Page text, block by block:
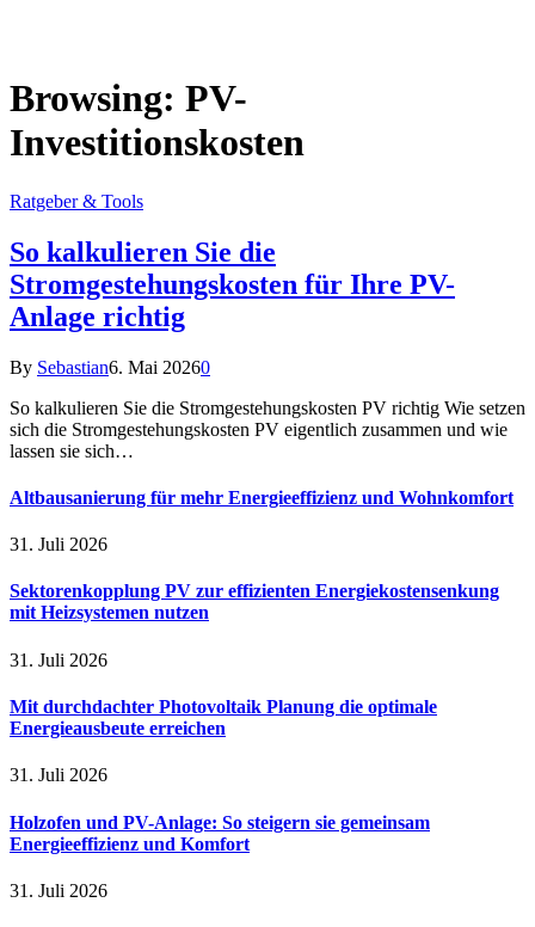
Browsing: PV-
Investitionskosten
Ratgeber & Tools
So kalkulieren Sie die
Stromgestehungskosten für Ihre PV-
Anlage richtig
By Sebastian6. Mai 20260
So kalkulieren Sie die Stromgestehungskosten PV richtig Wie setzen
sich die Stromgestehungskosten PV eigentlich zusammen und wie
lassen sie sich…
Altbausanierung für mehr Energieeffizienz und Wohnkomfort
31. Juli 2026
Sektorenkopplung PV zur effizienten Energiekostensenkung
mit Heizsystemen nutzen
31. Juli 2026
Mit durchdachter Photovoltaik Planung die optimale
Energieausbeute erreichen
31. Juli 2026
Holzofen und PV-Anlage: So steigern sie gemeinsam
Energieeffizienz und Komfort
31. Juli 2026